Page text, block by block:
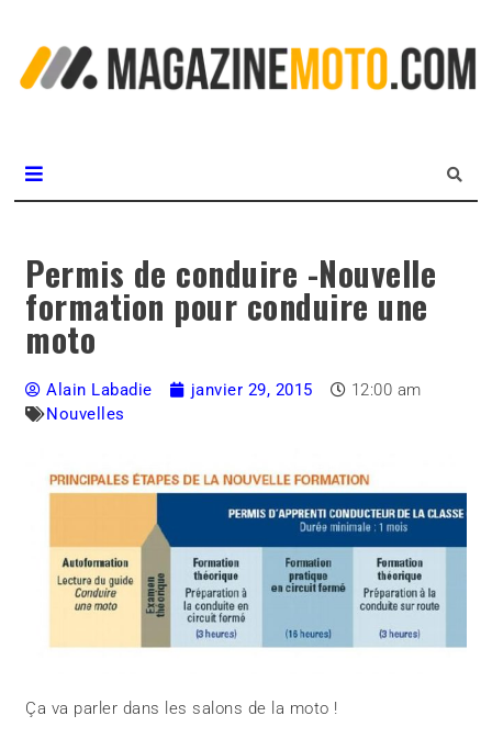
Permis de conduire -Nouvelle
formation pour conduire une
moto
Alain Labadie janvier 29, 2015
12:00 am
Nouvelles
Ça va parler dans les salons de la moto !